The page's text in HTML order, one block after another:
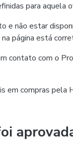
para aquela
e não estar
página está
contato com o
em compras pela